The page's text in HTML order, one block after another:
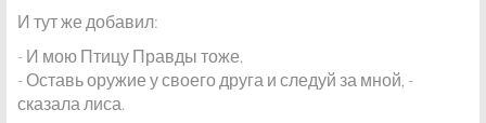
И тут же добавил:
- И мою Птицу Правды тоже.
- Оставь оружие у своего друга и следуй за мной, -
сказала лиса.